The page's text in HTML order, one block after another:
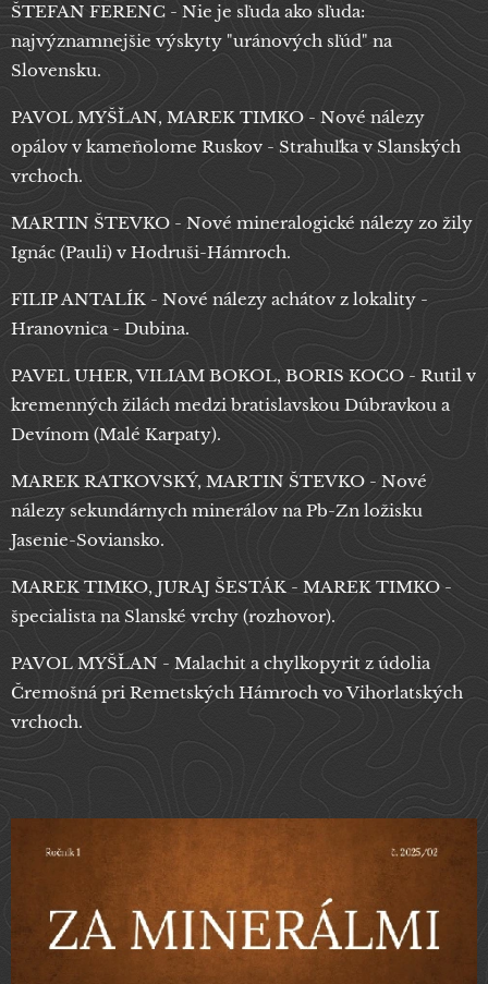
ŠTEFAN FERENC - Nie je sľuda ako sľuda:
najvýznamnejšie výskyty "uránových sľúd" na
Slovensku.
PAVOL MYŠĽAN, MAREK TIMKO - Nové nálezy
opálov v kameňolome Ruskov - Strahuľka v Slanských
vrchoch.
MARTIN ŠTEVKO - Nové mineralogické nálezy zo žily
Ignác (Pauli) v Hodruši-Hámroch.
FILIP ANTALÍK - Nové nálezy achátov z lokality -
Hranovnica - Dubina.
PAVEL UHER, VILIAM BOKOL, BORIS KOCO - Rutil v
kremenných žilách medzi bratislavskou Dúbravkou a
Devínom (Malé Karpaty).
MAREK RATKOVSKÝ, MARTIN ŠTEVKO - Nové
nálezy sekundárnych minerálov na Pb-Zn ložisku
Jasenie-Soviansko.
MAREK TIMKO, JURAJ ŠESTÁK - MAREK TIMKO -
špecialista na Slanské vrchy (rozhovor).
PAVOL MYŠĽAN - Malachit a chylkopyrit z údolia
Čremošná pri Remetských Hámroch vo Vihorlatských
vrchoch.